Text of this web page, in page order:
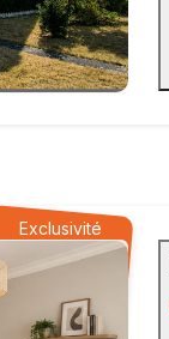
Exclusivité